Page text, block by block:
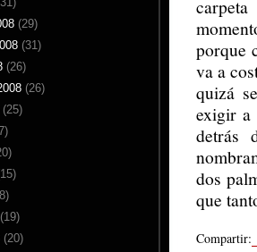
(29)
(31)
(26)
(26)
(25)
(19)
(20)
porque
va a
quizá
exigir a
detrás
dos
que
Compartir: